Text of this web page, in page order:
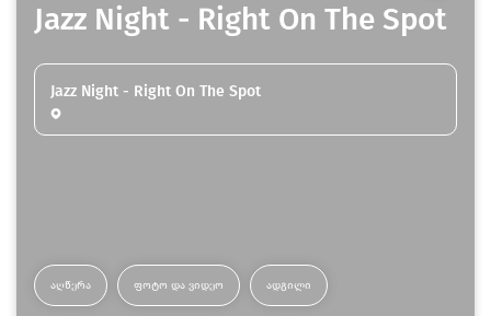
Jazz Night - Right On The Spot
Jazz Night - Right On The Spot
ᲐᲦᲬᲔᲠᲐ ᲤᲝᲢᲝ ᲓᲐ ᲕᲘᲓᲔᲝ ᲐᲓᲒᲘᲚᲘ